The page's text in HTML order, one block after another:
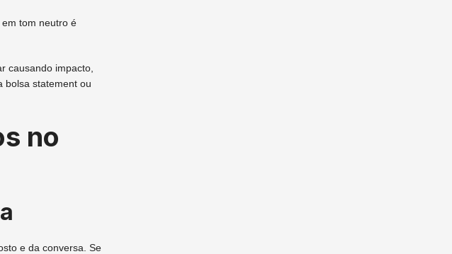
tom neutro é
causando impacto,
bolsa statement ou
no
e da conversa. Se